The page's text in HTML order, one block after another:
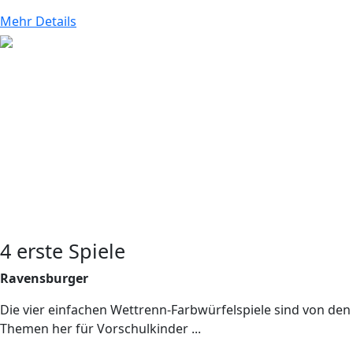
Mehr Details
4 erste Spiele
Ravensburger
Die vier einfachen Wettrenn-Farbwürfelspiele sind von den
Themen her für Vorschulkinder ...